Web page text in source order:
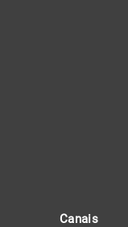
Canais